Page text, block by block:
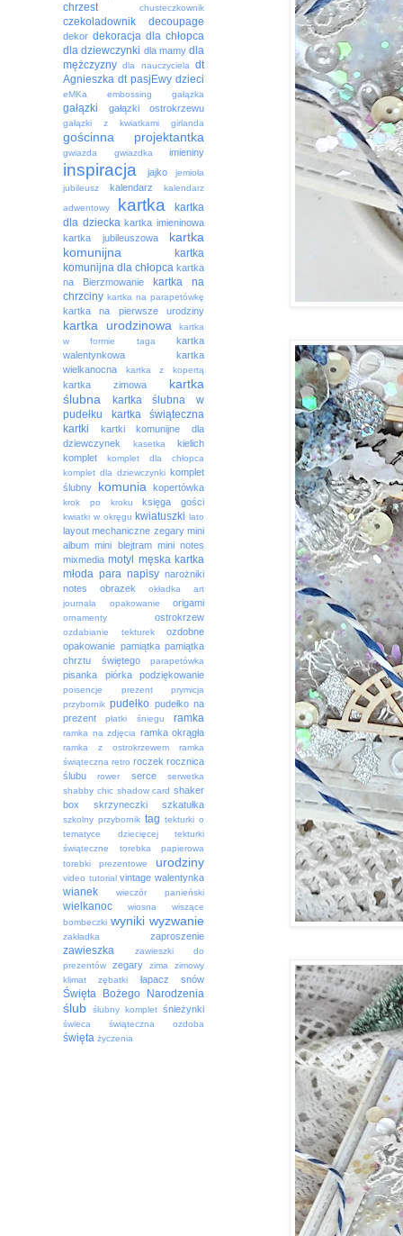
chrzest chusteczkownik
czekoladownik decoupage
dekor dekoracja dla chłopca
dla dziewczynki dla mamy dla
mężczyzny dla nauczyciela dt
Agnieszka dt pasjEwy dzieci
eMKa embossing gałązka
gałązki gałązki ostrokrzewu
gałązki z kwiatkami girlanda
gościnna projektantka
gwiazda gwiazdka imieniny
inspiracja jajko
jemioła
jubileusz
kalendarz
kalendarz
adwentowy
kartka
kartka
dla dziecka kartka imieninowa
kartka jubileuszowa
kartka
komunijna
kartka
komunijna dla chłopca kartka
na Bierzmowanie
kartka na
chrzciny kartka na parapetówkę
kartka na pierwsze urodziny
kartka urodzinowa
kartka
w formie taga
kartka
walentynkowa
kartka
wielkanocna
kartka z kopertą
kartka zimowa
kartka
ślubna
kartka ślubna w
pudełku
kartka świąteczna
kartki
kartki komunijne dla
dziewczynek
kasetka
kielich
komplet
komplet dla chłopca
komplet dla dziewczynki komplet
ślubny
komunia kopertówka
krok po kroku księga gości
kwiatki w okręgu kwiatuszki lato
layout mechaniczne zegary mini
album mini blejtram mini notes
mixmedia motyl męska kartka
młoda para napisy narożniki
notes
obrazek
okładka art
journala
opakowanie origami
ornamenty ostrokrzew
ozdabianie tekturek
ozdobne
opakowanie pamiątka pamiątka
chrztu świętego
parapetówka
pisanka piórka podziękowanie
poisencje prezent
prymicja
przybornik pudełko pudełko na
prezent
płatki śniegu ramka
ramka na zdjęcia ramka okrągła
ramka z ostrokrzewem
ramka
świąteczna retro roczek rocznica
ślubu
rower serce
serwetka
shabby chic shadow card shaker
box
skrzyneczki szkatułka
szkolny przybornik tag tekturki o
tematyce dziecięcej
tekturki
świąteczne
torebka papierowa
torebki prezentowe
urodziny
video tutorial vintage walentynka
wianek wieczór panieński
wielkanoc wiosna
wiszące
bombeczki wyniki wyzwanie
zakładka zaproszenie
zawieszka
zawieszki do
prezentów
zegary zima
zimowy
klimat
zębatki łapacz snów
Święta Bożego Narodzenia
ślub ślubny komplet śnieżynki
świeca świąteczna ozdoba
święta życzenia